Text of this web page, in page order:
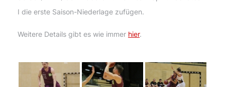
I die erste Saison-Niederlage zufügen.
Weitere Details gibt es wie immer hier.